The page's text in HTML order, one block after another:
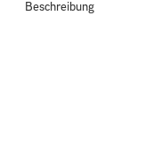
Beschreibung